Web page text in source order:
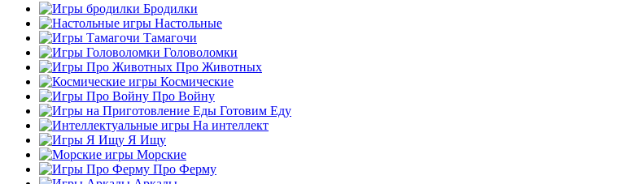
Бродилки
Настольные
Тамагочи
Головоломки
Про Животных
Космические
Про Войну
Готовим Еду
На интеллект
Я Ищу
Морские
Про Ферму